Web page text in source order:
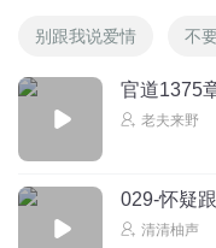
别跟我说爱情 不
官道1375
老夫来野
029-怀疑
清清柚声